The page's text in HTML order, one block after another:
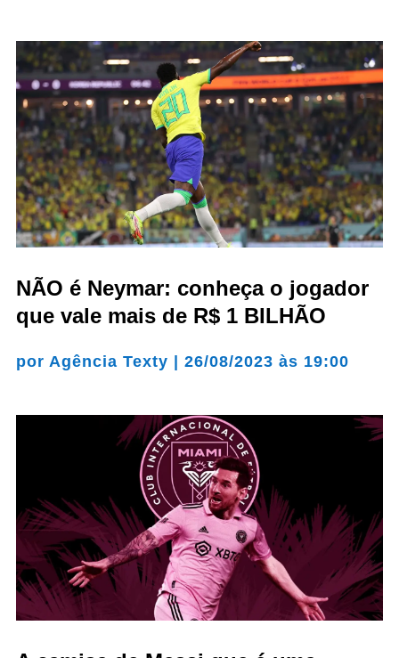
NÃO é Neymar: conheça o jogador
que vale mais de R$ 1 BILHÃO
por Agência Texty | 26/08/2023 às 19:00